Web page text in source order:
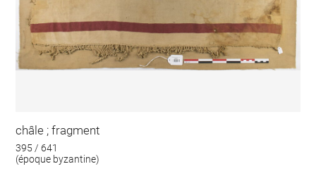
châle ; fragment
395 / 641
(époque byzantine)